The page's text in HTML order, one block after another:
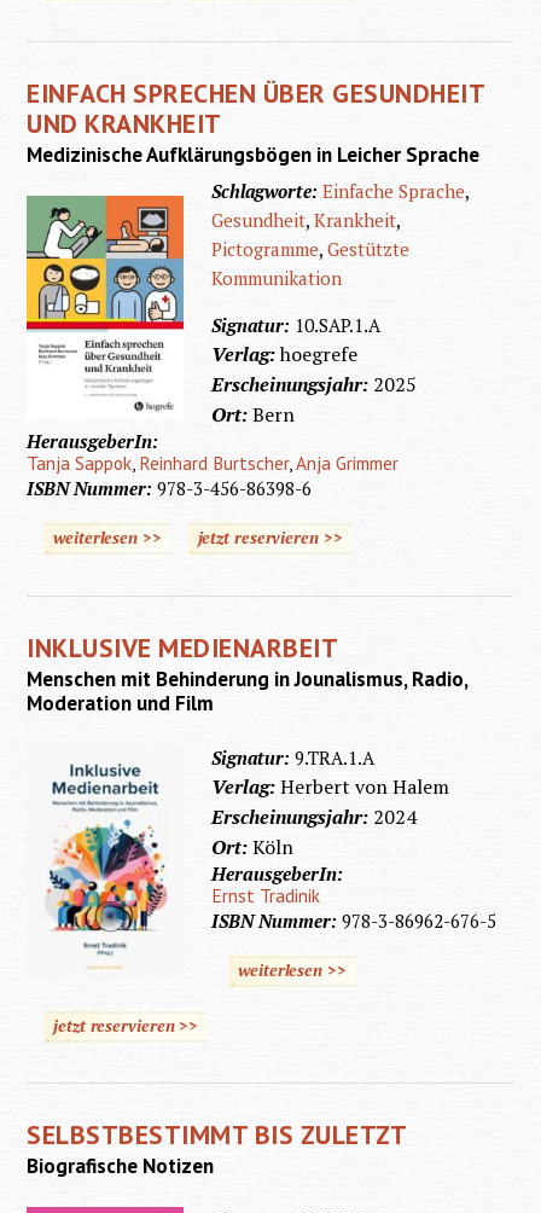
EINFACH SPRECHEN ÜBER GESUNDHEIT
UND KRANKHEIT
Medizinische Aufklärungsbögen in Leicher Sprache
Schlagworte:Einfache Sprache,
Gesundheit,Krankheit,
Pictogramme,Gestützte
Kommunikation
Signatur: 10.SAP.1.A
Verlag:hoegrefe
Erscheinungsjahr: 2025
Ort:Bern
HerausgeberIn:
Tanja Sappok, Reinhard Burtscher,Anja Grimmer
ISBN Nummer:978-3-456-86398-6
weiterlesen >> jetzt reservieren >>
INKLUSIVE MEDIENARBEIT
Menschen mit Behinderung in Jounalismus, Radio,
Moderation und Film
Signatur:9.TRA.1.A
Verlag:Herbert von Halem
Erscheinungsjahr: 2024
Ort:Köln
HerausgeberIn:
Ernst Tradinik
ISBN Nummer:978-3-86962-676-5
weiterlesen >>
jetzt reservieren >>
SELBSTBESTIMMT BIS ZULETZT
Biografische Notizen